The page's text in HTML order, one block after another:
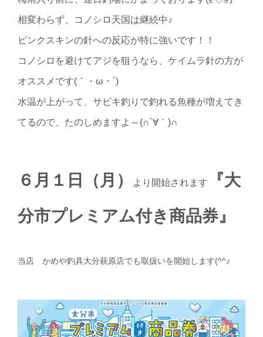
相変わらず、コノシロ天国は継続中♪
ピンクスキンの針への反応が特に強いです！！
コノシロを避けてアジを狙うなら、ケイムラ針の方が
オススメです(｀・ω・´)ゞ
水温が上がって、サビキ釣りで釣れる魚種が増えてき
てるので、たのしめますよ～(∩´∀｀)∩
６月１日（月） より開始されます
『大
分市プレミアム付き商品券』
当店 かめや釣具大分萩原店でも取扱いを開始します(^^♪